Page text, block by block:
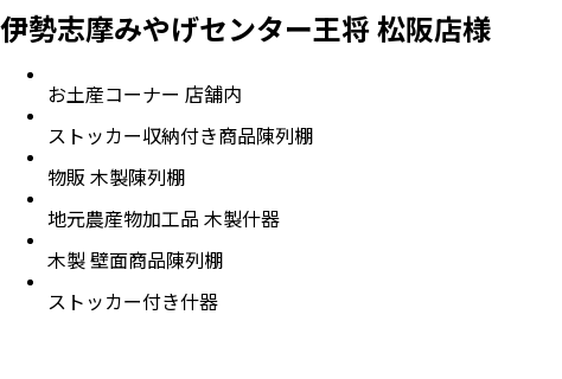
伊勢志摩みやげセンター王将 松阪店様
お土産コーナー 店舗内
ストッカー収納付き商品陳列棚
物販 木製陳列棚
地元農産物加工品 木製什器
木製 壁面商品陳列棚
ストッカー付き什器